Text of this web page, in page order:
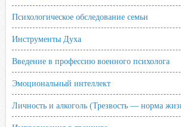
Психологическое обследование семьи
Инструменты Духа
Введение в профессию военного психолога
Эмоциональный интеллект
Личность и алкоголь (Трезвость — норма